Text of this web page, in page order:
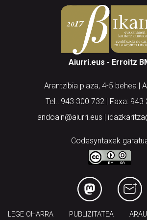
Aiurri.eus - Erroitz
Arantzibia plaza, 4-5 behea |
Tel.: 943 300 732 | Faxa: 943
andoain@aiurri.eus |
Codesyntaxek
LEGE OHARRA PUBLIZITATEA